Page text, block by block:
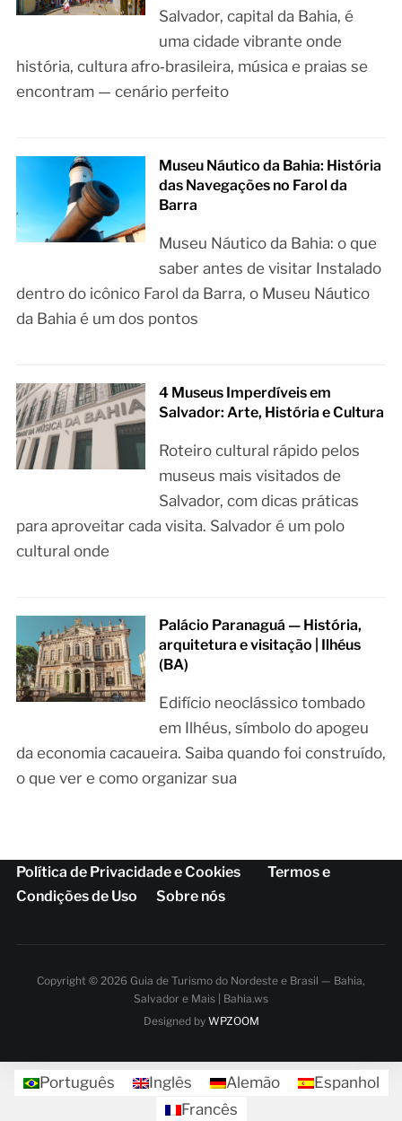
Salvador, capital da Bahia, é
uma cidade vibrante onde
história, cultura afro‑brasileira, música e praias se
encontram — cenário perfeito
Museu Náutico da Bahia: História
das Navegações no Farol da
Barra
Museu Náutico da Bahia: o que
saber antes de visitar Instalado
dentro do icônico Farol da Barra, o Museu Náutico
da Bahia é um dos pontos
4 Museus Imperdíveis em
Salvador: Arte, História e Cultura
Roteiro cultural rápido pelos
museus mais visitados de
Salvador, com dicas práticas
para aproveitar cada visita. Salvador é um polo
cultural onde
Palácio Paranaguá — História,
arquitetura e visitação | Ilhéus
(BA)
Edifício neoclássico tombado
em Ilhéus, símbolo do apogeu
da economia cacaueira. Saiba quando foi construído,
o que ver e como organizar sua
Política de Privacidade e Cookies
Termos e
Condições de Uso
Sobre nós
Copyright © 2026 Guia de Turismo do Nordeste e Brasil — Bahia,
Salvador e Mais | Bahia.ws
Designed by WPZOOM
Português Inglês Alemão
Espanhol
Francês